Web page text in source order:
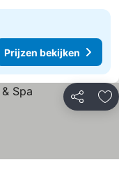
Prijzen bekijken
Delen